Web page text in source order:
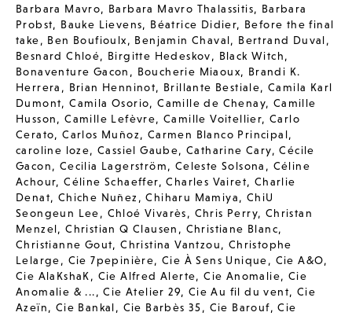
Barbara Mavro, Barbara Mavro Thalassitis, Barbara
Probst, Bauke Lievens, Béatrice Didier, Before the final
take, Ben Boufioulx, Benjamin Chaval, Bertrand Duval,
Besnard Chloé, Birgitte Hedeskov, Black Witch,
Bonaventure Gacon , Boucherie Miaoux, Brandi K.
Herrera , Brian Henninot, Brillante Bestiale,Camila Karl
Dumont,Camila Osorio,Camille de Chenay, Camille
Husson,Camille Lefèvre,Camille Voitellier,Carlo
Cerato,Carlos Muñoz, Carmen Blanco Principal,
caroline loze,Cassiel Gaube,Catharine Cary,Cécile
Gacon, Cecilia Lagerström, Celeste Solsona , Céline
Achour,Céline Schaeffer,Charles Vairet, Charlie
Denat, Chiche Nuñez ,Chiharu Mamiya, ChiU
Seongeun Lee, Chloé Vivarès, Chris Perry, Christan
Menzel,Christian Q Clausen , Christiane Blanc,
Christianne Gout,Christina Vantzou, Christophe
Lelarge, Cie 7pepinière,Cie À Sens Unique, Cie A&O,
Cie AlaKshaK, Cie Alfred Alerte,Cie Anomalie, Cie
Anomalie & ...,Cie Atelier 29, Cie Au fil du vent, Cie
Azeïn, Cie Bankal, Cie Barbès 35, Cie Barouf,Cie